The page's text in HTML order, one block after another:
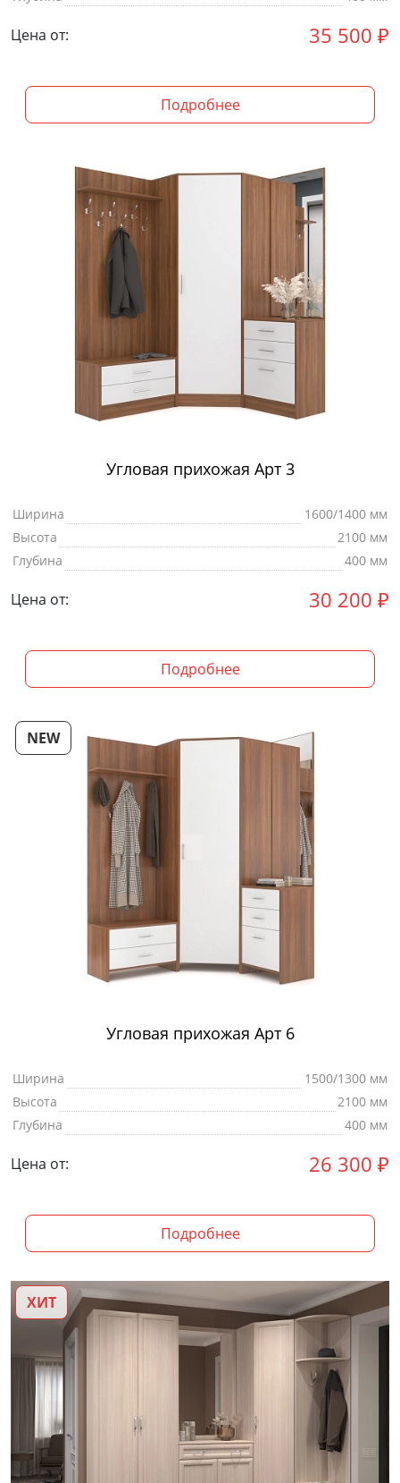
Цена от: 35 500 ₽
Подробнее
Угловая прихожая Арт 3
Ширина
1600/1400 мм
Высота
2100 мм
Глубина
400 мм
Цена от: 30 200 ₽
Подробнее
NEW
Угловая прихожая Арт 6
Ширина
1500/1300 мм
Высота
2100 мм
Глубина
400 мм
Цена от: 26 300 ₽
Подробнее
ХИТ